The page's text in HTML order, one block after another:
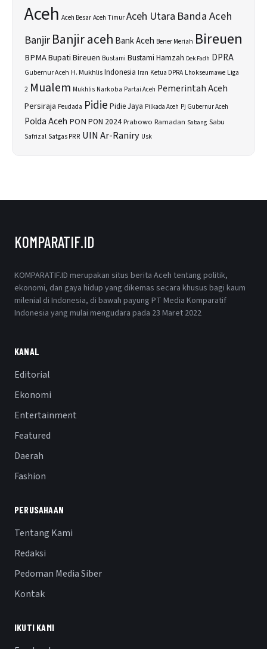
Aceh Aceh BesarAceh TimurAceh Utara Banda Aceh
BanjirBanjir aceh Bank Aceh Bener Meriah Bireuen
BPMABupati Bireuen Bustami Bustami Hamzah Dek Fadh DPRA
Gubernur Aceh H. MukhlisIndonesia Iran Ketua DPRA Lhokseumawe Liga
2 Mualem Mukhlis Narkoba Partai Aceh Pemerintah Aceh
Persiraja Peudada Pidie Pidie Jaya Pilkada Aceh Pj Gubernur Aceh
Polda Aceh PON PON 2024Prabowo Ramadan Sabang Sabu
Safrizal Satgas PRR UIN Ar-Raniry Usk
KOMPARATIF.ID
KOMPARATIF.ID merupakan situs berita Aceh tentang politik,
ekonomi, dan gaya hidup yang dikemas secara khusus bagi kaum
milenial di Indonesia, di bawah payung PT Media Komparatif
Indonesia yang mulai mengudara pada 23 Maret 2022
KANAL
Editorial
Ekonomi
Entertainment
Featured
Daerah
Fashion
PERUSAHAAN
Tentang Kami
Redaksi
Pedoman Media Siber
Kontak
IKUTI KAMI